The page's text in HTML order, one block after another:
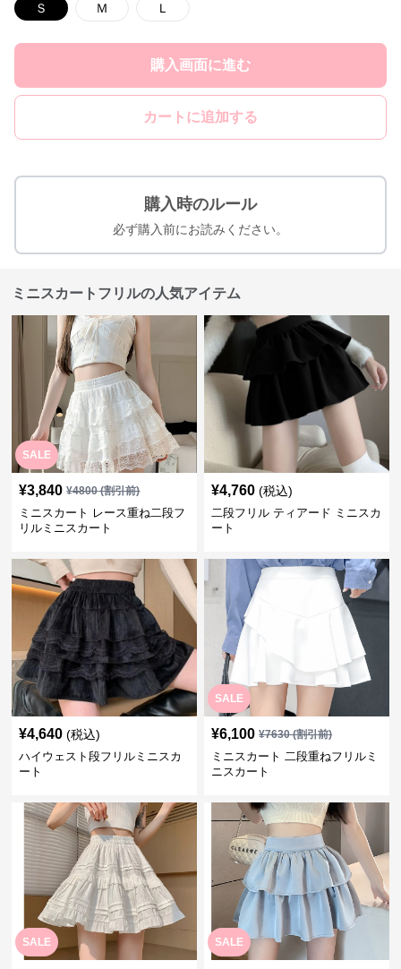
Ｓ Ｍ Ｌ
購入画面に進む
カートに追加する
購入時のルール
必ず購入前にお読みください。
ミニスカートフリルの人気アイテム
SALE
¥3,840 ¥4800(割引前)
ミニスカート レース重ね二段フ
リルミニスカート
¥4,760 (税込)
二段フリル ティアード ミニスカ
ート
¥4,640 (税込)
ハイウェスト段フリルミニスカ
ート
SALE
¥6,100 ¥7630(割引前)
ミニスカート 二段重ねフリルミ
ニスカート
SALE SALE